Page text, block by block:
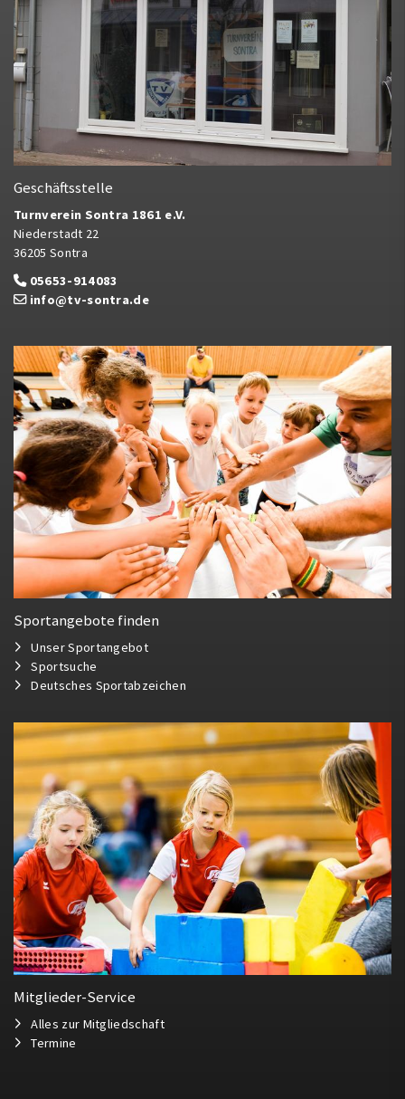
Geschäftsstelle
Turnverein Sontra 1861 e.V.
Niederstadt 22
36205 Sontra
05653-914083
info@tv-sontra.de
Sportangebote finden
Unser Sportangebot
Sportsuche
Deutsches Sportabzeichen
Mitglieder-Service
Alles zur Mitgliedschaft
Termine